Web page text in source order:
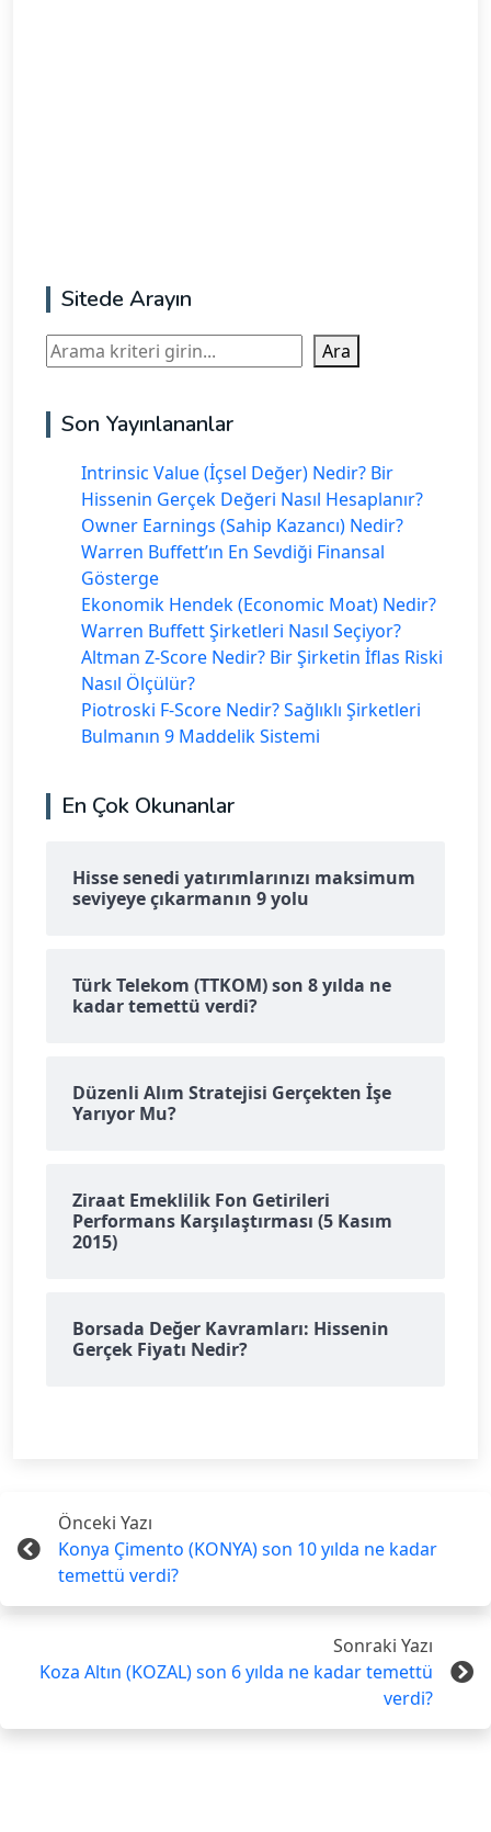
Sitede Arayın
Ara Ara
Son Yayınlananlar
Intrinsic Value (İçsel Değer) Nedir? Bir
Hissenin Gerçek Değeri Nasıl Hesaplanır?
Owner Earnings (Sahip Kazancı) Nedir?
Warren Buffett’ın En Sevdiği Finansal
Gösterge
Ekonomik Hendek (Economic Moat) Nedir?
Warren Buffett Şirketleri Nasıl Seçiyor?
Altman Z-Score Nedir? Bir Şirketin İflas Riski
Nasıl Ölçülür?
Piotroski F-Score Nedir? Sağlıklı Şirketleri
Bulmanın 9 Maddelik Sistemi
En Çok Okunanlar
Hisse senedi yatırımlarınızı maksimum
seviyeye çıkarmanın 9 yolu
Türk Telekom (TTKOM) son 8 yılda ne
kadar temettü verdi?
Düzenli Alım Stratejisi Gerçekten İşe
Yarıyor Mu?
Ziraat Emeklilik Fon Getirileri
Performans Karşılaştırması (5 Kasım
2015)
Borsada Değer Kavramları: Hissenin
Gerçek Fiyatı Nedir?
Önceki Yazı
Konya Çimento (KONYA) son 10 yılda ne kadar
temettü verdi?
Sonraki Yazı
Koza Altın (KOZAL) son 6 yılda ne kadar temettü
verdi?